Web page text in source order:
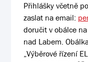
Přihlášky včetně
zaslat na email:
doručit v obálce
nad Labem.
„Výběrové řízení